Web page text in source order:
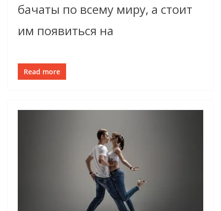
бачаты по всему миру, а стоит
им появиться на
Read more